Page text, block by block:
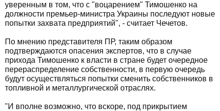
уверенным в том, что с "воцарением" Тимошенко на
должности премьер-министра Украины последуют новые
попытки захвата предприятий", - считает Чечетов.
По мнению представителя ПР, таким образом
подтверждаются опасения экспертов, что в случае
прихода Тимошенко к власти в стране будет очередное
перераспределение собственности, в первую очередь
будут осуществляться попытки сменить собственников в
топливной и металлургической отраслях.
"И вполне возможно, что вскоре, под прикрытием